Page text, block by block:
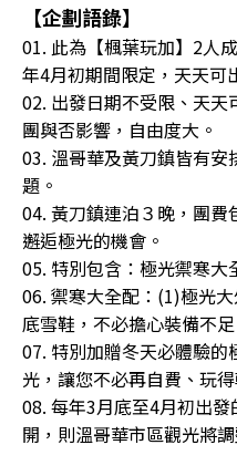
【企劃語錄】
01. 此為【楓葉玩加】2人
年4月初期間限定，天天可
02. 出發日期不受限、天
團與否影響，自由度大。
03. 溫哥華及黃刀鎮皆有
題。
04. 黃刀鎮連泊３晚，團
邂逅極光的機會。
05. 特別包含：極光禦寒大
06. 禦寒大全配：(1)極光
底雪鞋，不必擔心裝備不
07. 特別加贈冬天必體驗
光，讓您不必再自費、玩得
08. 每年3月底至4月初出
開，則溫哥華市區觀光將